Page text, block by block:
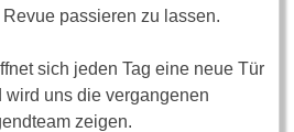
passieren zu lassen.
sich jeden Tag eine neue Tür
wird uns die vergangenen
zeigen.